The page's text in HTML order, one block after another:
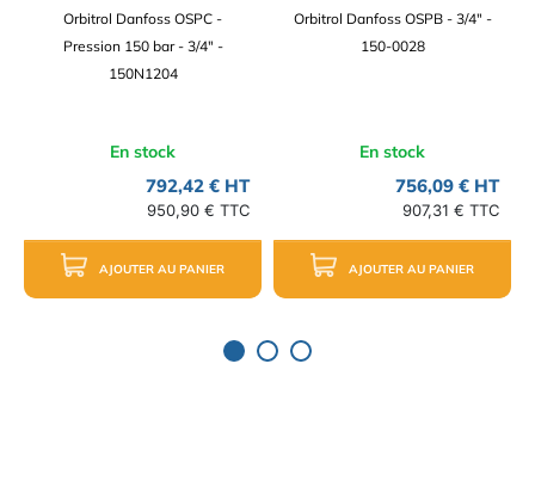
Orbitrol Danfoss OSPC -
Pression 150 bar - 3/4" -
150N1204
En stock
792,42 € HT
950,90 € TTC
AJOUTER AU PANIER
Orbitrol Danfoss OSPB - 3/4" -
150-0028
En stock
756,09 € HT
907,31 € TTC
AJOUTER AU PANIER